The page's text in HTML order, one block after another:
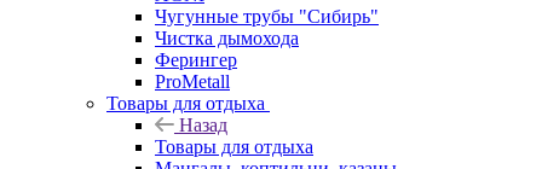
Чугунные трубы "Сибирь"
Чистка дымохода
Ферингер
ProMetall
Товары для отдыха
Назад
Товары для отдыха